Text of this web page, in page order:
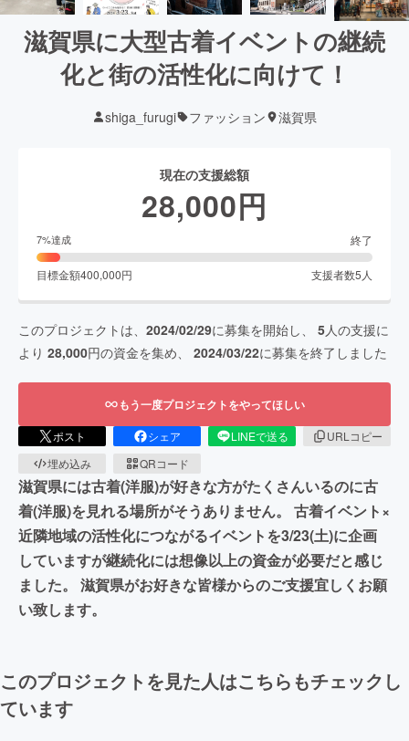
滋賀県に大型古着イベントの継続
化と街の活性化に向けて！
shiga_furugi ファッション 滋賀県
現在の支援総額
28,000円
7%達成 終了
目標金額400,000円 支援者数5 人
このプロジェクトは、 2024/02/29に募集を開始し、 5人の支援に
より 28,000円の資金を集め、 2024/03/22に募集を終了しました
もう一度プロジェクトをやってほしい
ポスト シェア LINEで送る
URLコピー
埋め込み
QRコード
滋賀県には古着(洋服)が好きな方がたくさんいるのに古
着(洋服)を見れる場所がそうありません。 古着イベント×
近隣地域の活性化につながるイベントを3/23(土)に企画
していますが継続化には想像以上の資金が必要だと感じ
ました。 滋賀県がお好きな皆様からのご支援宜しくお願
い致します。
このプロジェクトを見た人はこちらもチェックし
ています